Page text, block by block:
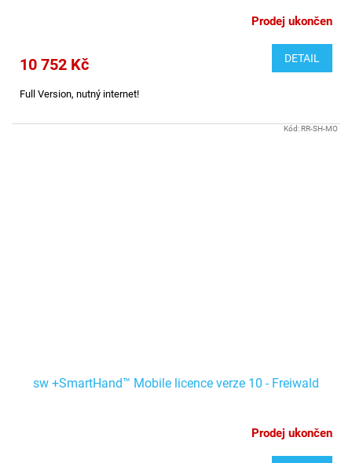
Prodej ukončen
10 752 Kč DETAIL
Full Version, nutný internet!
sw +SmartHand™ Mobile licence verze 10 - Freiwald
Prodej ukončen
Kód:RR-SH-MO